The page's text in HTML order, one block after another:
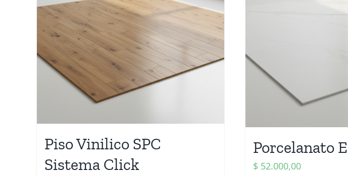
Piso Vinilico SPC
Sistema Click
Porcelanato
$ 52.000,00